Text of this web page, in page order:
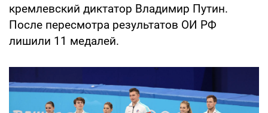
кремлевский диктатор Владимир Путин.
После пересмотра результатов ОИ РФ
лишили 11 медалей.